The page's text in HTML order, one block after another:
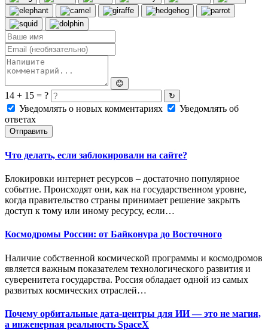
😊
14 + 15 = ? ↻
Уведомлять о новых комментариях
Уведомлять об
ответах
Отправить
Что делать, если заблокировали на сайте?
Блокировки интернет ресурсов – достаточно популярное
событие. Происходят они, как на государственном уровне,
когда правительство страны принимает решение закрыть
доступ к тому или иному ресурсу, если…
Космодромы России: от Байконура до Восточного
Наличие собственной космической программы и космодромов
является важным показателем технологического развития и
суверенитета государства. Россия обладает одной из самых
развитых космических отраслей…
Почему орбитальные дата-центры для ИИ — это не магия,
а инженерная реальность SpaceX